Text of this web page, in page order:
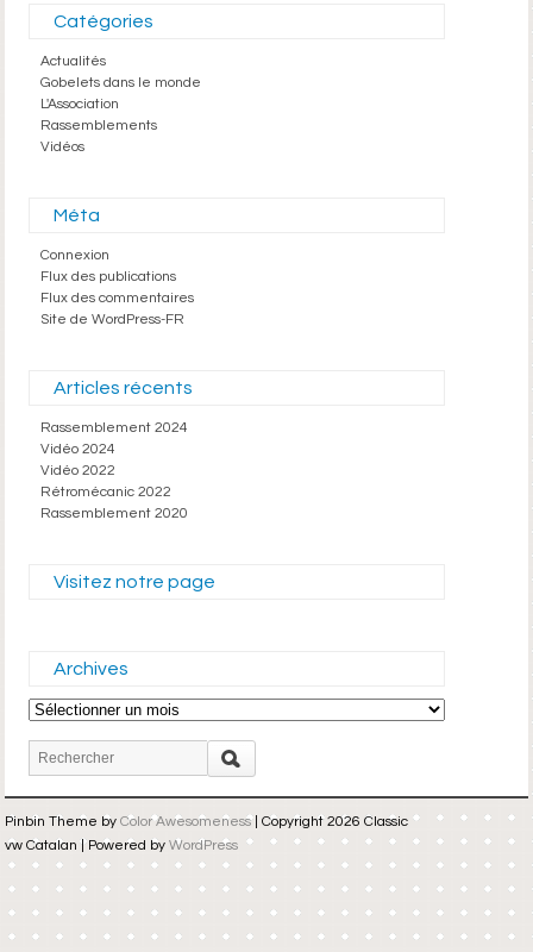
Catégories
Actualités
Gobelets dans le monde
L'Association
Rassemblements
Vidéos
Méta
Connexion
Flux des publications
Flux des commentaires
Site de WordPress-FR
Articles récents
Rassemblement 2024
Vidéo 2024
Vidéo 2022
Rétromécanic 2022
Rassemblement 2020
Visitez notre page
Archives
Archives
Pinbin Theme by Color Awesomeness| Copyright 2026 Classic
vw Catalan | Powered by WordPress